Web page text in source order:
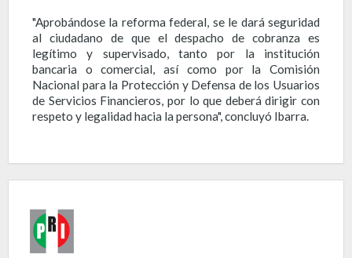
"Aprobándose la reforma federal, se le dará seguridad
al ciudadano de que el despacho de cobranza es
legítimo y supervisado, tanto por la institución
bancaria o comercial, así como por la Comisión
Nacional para la Protección y Defensa de los Usuarios
de Servicios Financieros, por lo que deberá dirigir con
respeto y legalidad hacia la persona", concluyó Ibarra.